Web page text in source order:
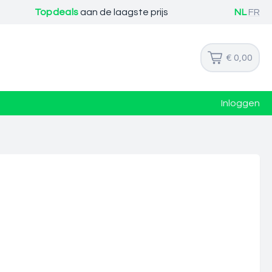
Topdealsaan de laagste prijs NL FR
€ 0,00
Inloggen